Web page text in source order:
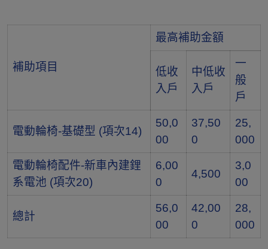
補助項目
最高補助金額
低收
入戶
中低收
入戶
一
般
戶
電動輪椅-基礎型 (項次14)
50,0
00
37,50
0
25,
000
電動輪椅配件-新車內建鋰
系電池 (項次20)
6,00
0
4,500
3,0
00
總計
56,0
00
42,00
0
28,
000